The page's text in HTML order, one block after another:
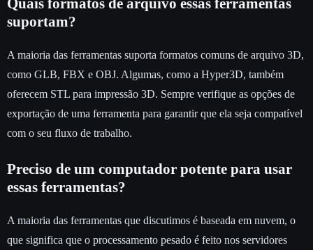
Quais formatos de arquivo essas ferramentas
suportam?
A maioria das ferramentas suporta formatos comuns de arquivo 3D,
como GLB, FBX e OBJ. Algumas, como a Hyper3D, também
oferecem STL para impressão 3D. Sempre verifique as opções de
exportação de uma ferramenta para garantir que ela seja compatível
com o seu fluxo de trabalho.
Preciso de um computador potente para usar
essas ferramentas?
A maioria das ferramentas que discutimos é baseada em nuvem, o
que significa que o processamento pesado é feito nos servidores